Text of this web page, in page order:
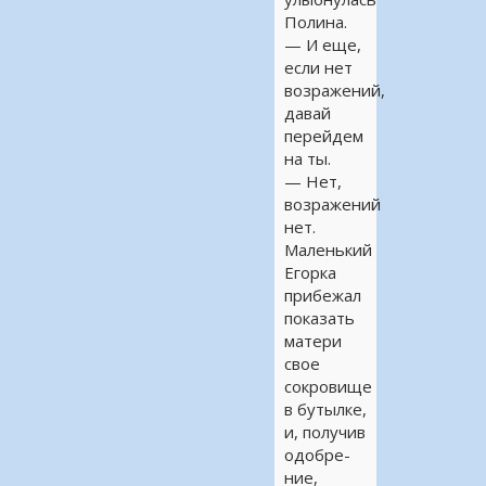
Полина.
— И еще,
если нет
возражений,
давай
перейдем
на ты.
— Нет,
возражений
нет.
Маленький
Егорка
прибежал
показать
матери
свое
сокровище
в бутылке,
и, получив
одобре-
ние,